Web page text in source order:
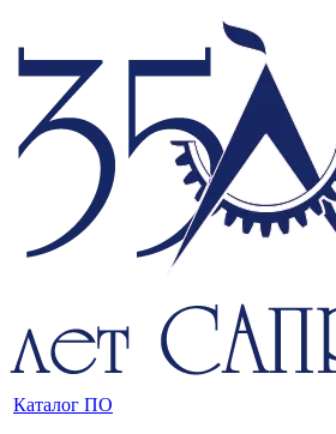
Каталог ПО